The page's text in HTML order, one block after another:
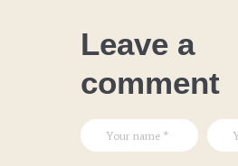
Leave a
comment